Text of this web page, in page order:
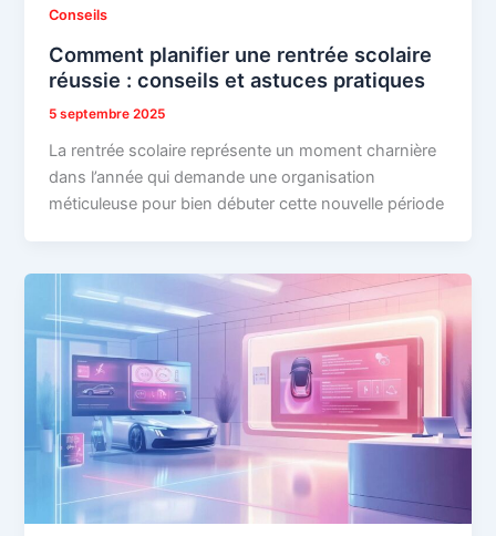
Conseils
Comment planifier une rentrée scolaire
réussie : conseils et astuces pratiques
5 septembre 2025
La rentrée scolaire représente un moment charnière
dans l’année qui demande une organisation
méticuleuse pour bien débuter cette nouvelle période